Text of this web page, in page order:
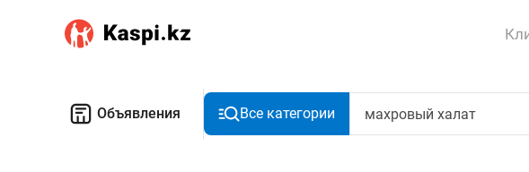
Объявления Все категории